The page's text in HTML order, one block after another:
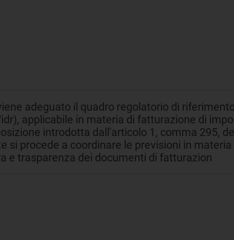
adeguato il quadro regolatorio di
applicabile in materia di fatturazione di
introdotta dall'articolo 1, comma 295,
si procede a coordinare le previsioni in
e trasparenza dei documenti di fatturazion